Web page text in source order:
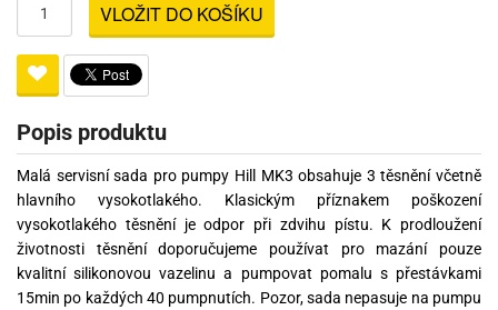
VLOŽIT DO KOŠÍKU
Popis produktu
Malá servisní sada pro pumpy Hill MK3 obsahuje 3 těsnění včetně
hlavního vysokotlakého. Klasickým příznakem poškození
vysokotlakého těsnění je odpor při zdvihu pístu. K prodloužení
životnosti těsnění doporučujeme používat pro mazání pouze
kvalitní silikonovou vazelinu a pumpovat pomalu s přestávkami
15min po každých 40 pumpnutích. Pozor, sada nepasuje na pumpu